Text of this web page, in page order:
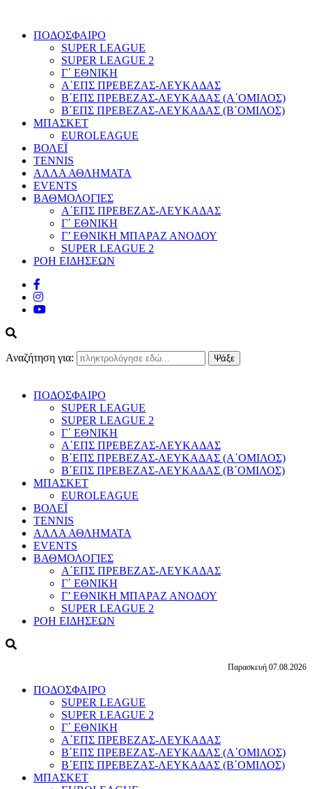
ΠΟΔΟΣΦΑΙΡΟ
SUPER LEAGUE
SUPER LEAGUE 2
Γ΄ ΕΘΝΙΚΗ
Α΄ΕΠΣ ΠΡΕΒΕΖΑΣ-ΛΕΥΚΑΔΑΣ
Β΄ΕΠΣ ΠΡΕΒΕΖΑΣ-ΛΕΥΚΑΔΑΣ (Α΄ΟΜΙΛΟΣ)
Β΄ΕΠΣ ΠΡΕΒΕΖΑΣ-ΛΕΥΚΑΔΑΣ (Β΄ΟΜΙΛΟΣ)
ΜΠΑΣΚΕΤ
EUROLEAGUE
ΒΟΛΕΪ
TENNIS
ΑΛΛΑ ΑΘΛΗΜΑΤΑ
EVENTS
ΒΑΘΜΟΛΟΓΙΕΣ
Α΄ΕΠΣ ΠΡΕΒΕΖΑΣ-ΛΕΥΚΑΔΑΣ
Γ΄ ΕΘΝΙΚΗ
Γ’ ΕΘΝΙΚΗ ΜΠΑΡΑΖ ΑΝΟΔΟΥ
SUPER LEAGUE 2
ΡΟΗ ΕΙΔΗΣΕΩΝ
Αναζήτηση για:
ΠΟΔΟΣΦΑΙΡΟ
SUPER LEAGUE
SUPER LEAGUE 2
Γ΄ ΕΘΝΙΚΗ
Α΄ΕΠΣ ΠΡΕΒΕΖΑΣ-ΛΕΥΚΑΔΑΣ
Β΄ΕΠΣ ΠΡΕΒΕΖΑΣ-ΛΕΥΚΑΔΑΣ (Α΄ΟΜΙΛΟΣ)
Β΄ΕΠΣ ΠΡΕΒΕΖΑΣ-ΛΕΥΚΑΔΑΣ (Β΄ΟΜΙΛΟΣ)
ΜΠΑΣΚΕΤ
EUROLEAGUE
ΒΟΛΕΪ
TENNIS
ΑΛΛΑ ΑΘΛΗΜΑΤΑ
EVENTS
ΒΑΘΜΟΛΟΓΙΕΣ
Α΄ΕΠΣ ΠΡΕΒΕΖΑΣ-ΛΕΥΚΑΔΑΣ
Γ΄ ΕΘΝΙΚΗ
Γ’ ΕΘΝΙΚΗ ΜΠΑΡΑΖ ΑΝΟΔΟΥ
SUPER LEAGUE 2
ΡΟΗ ΕΙΔΗΣΕΩΝ
Παρασκευή 07.08.2026
ΠΟΔΟΣΦΑΙΡΟ
SUPER LEAGUE
SUPER LEAGUE 2
Γ΄ ΕΘΝΙΚΗ
Α΄ΕΠΣ ΠΡΕΒΕΖΑΣ-ΛΕΥΚΑΔΑΣ
Β΄ΕΠΣ ΠΡΕΒΕΖΑΣ-ΛΕΥΚΑΔΑΣ (Α΄ΟΜΙΛΟΣ)
Β΄ΕΠΣ ΠΡΕΒΕΖΑΣ-ΛΕΥΚΑΔΑΣ (Β΄ΟΜΙΛΟΣ)
ΜΠΑΣΚΕΤ